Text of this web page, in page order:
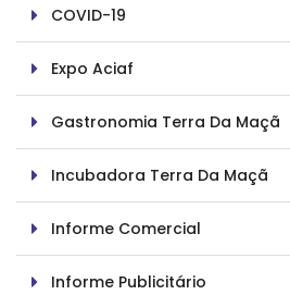
COVID-19
Expo Aciaf
Gastronomia Terra Da Maçã
Incubadora Terra Da Maçã
Informe Comercial
Informe Publicitário